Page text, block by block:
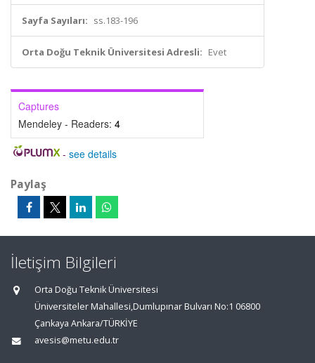
Sayfa Sayıları: ss.183-196
Orta Doğu Teknik Üniversitesi Adresli: Evet
Captures
Mendeley - Readers: 4
- see details
Paylaş
İletişim Bilgileri
Orta Doğu Teknik Üniversitesi
Üniversiteler Mahallesi,Dumlupınar Bulvarı No:1 06800
Çankaya Ankara/TÜRKİYE
avesis@metu.edu.tr